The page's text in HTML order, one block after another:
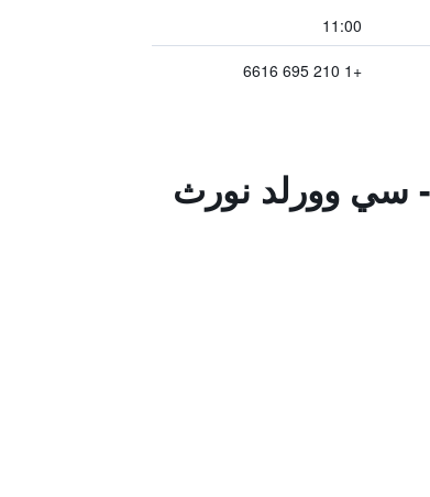
11:00
+1 210 695 6616